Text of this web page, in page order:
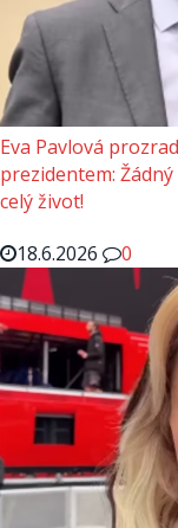
Eva Pavlová
prezidentem:
celý život!
18.6.2026
0